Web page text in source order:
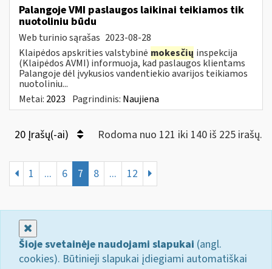
Palangoje VMI paslaugos laikinai teikiamos tik
nuotoliniu būdu
Web turinio sąrašas 2023-08-28
Klaipėdos apskrities valstybinė mokesčių inspekcija
(Klaipėdos AVMI) informuoja, kad paslaugos klientams
Palangoje dėl įvykusios vandentiekio avarijos teikiamos
nuotoliniu...
Metai: 2023 Pagrindinis: Naujiena
20 Įrašų(-ai) Rodoma nuo 121 iki 140 iš 225 irašų.
1 ... 6 7 8 ... 12
Šioje svetainėje naudojami slapukai (angl.
cookies). Būtinieji slapukai įdiegiami automatiškai